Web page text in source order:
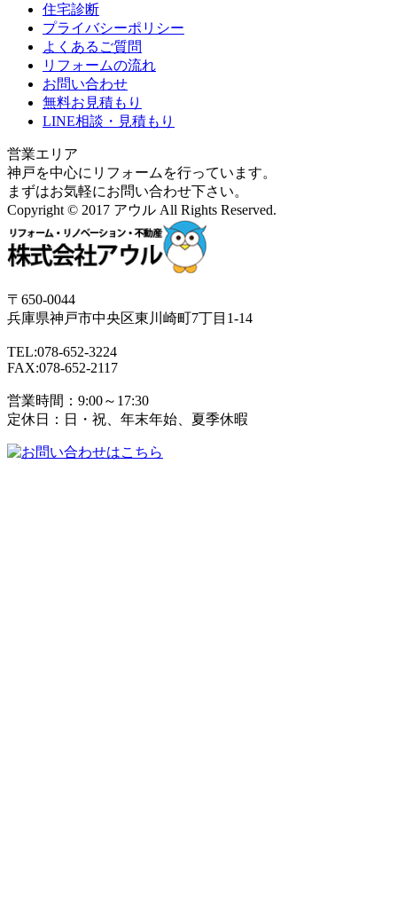
住宅診断
プライバシーポリシー
よくあるご質問
リフォームの流れ
お問い合わせ
無料お見積もり
LINE相談・見積もり
営業エリア
神戸を中心にリフォームを行っています。
まずはお気軽にお問い合わせ下さい。
Copyright © 2017 アウル All Rights Reserved.
〒650-0044
兵庫県神戸市中央区東川崎町7丁目1-14
TEL:078-652-3224
FAX:078-652-2117
営業時間：9:00～17:30
定休日：日・祝、年末年始、夏季休暇